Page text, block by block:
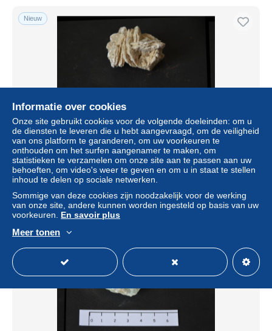
Nieuw
Rose des sables / Tunisie --- 19 gr
± US$ 2,31
Statuut Particulier
Nieuw
Informatie over cookies
Onze site gebruikt cookies voor de volgende doeleinden: om u
de diensten te leveren die u hebt aangevraagd, om de veiligheid
van ons platform te garanderen, om uw voorkeuren te
onthouden om het surfen aangenamer te maken, om
statistieken te verzamelen om onze site aan te passen aan uw
behoeften, om video's weer te geven en om u in staat te stellen
inhoud te delen op sociale netwerken.
Sommige van deze cookies zijn noodzakelijk voor de werking
van onze site, andere kunnen worden ingesteld op basis van uw
voorkeuren. En savoir plus
Meer tonen